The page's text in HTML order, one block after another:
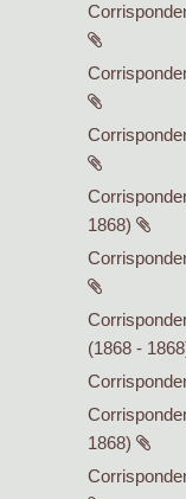
1868)
(1868 -
1868)